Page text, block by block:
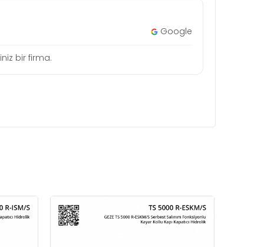
Google
bir firma.
GEZE TS 5000 Kayar Kollu Kapı
Kapatıcı Hidrolik